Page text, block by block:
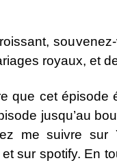
royaux, et
que cet
jusqu’au
me suivre sur
sur spotify. En